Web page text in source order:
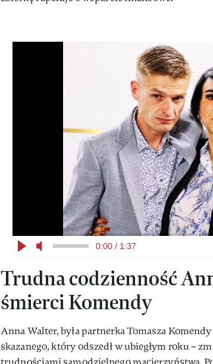
0:00 / 1:37
Trudna codzienność
śmierci Komendy
Anna Walter, była partnerka Tomasza
skazanego, który odszedł w ubiegłym roku –